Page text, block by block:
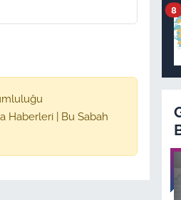
Haberleri | Bu Sabah
8